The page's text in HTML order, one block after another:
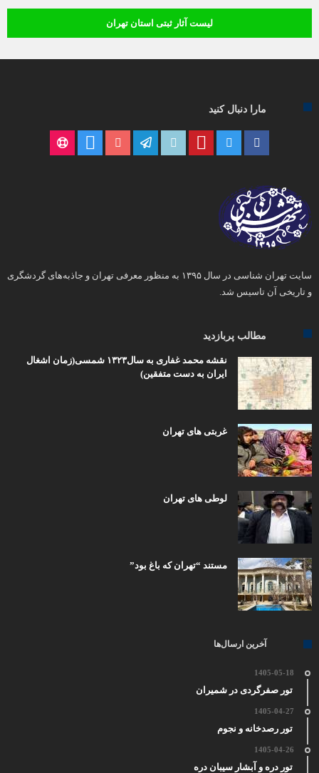
لیست آثار ثبتی استان تهران
مارا دنبال کنید
سایت تهران شناسی در سال ۱۳۹۵ به منظور معرفی تهران و جاذبه‌های گردشگری
و تاریخی آن تاسیس شد.
مطالب پربازدید
نقشه محمد غفاری به سال۱۳۲۳ شمسی(زمان اشغال
ایران به دست متفقین)
غربتی های تهران
لوطی های تهران
مستند “تهران که باغ بود”
آخرین ارسال‌ها
1405-05-18
تور صفرگردی در شمیران
1405-04-27
تور رصدخانه و نجوم
1405-04-26
تور دره و آبشار سیبان دره